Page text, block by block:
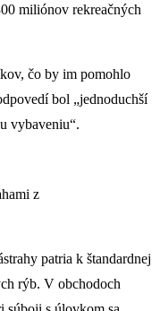
miliónov rekreačných
čo by im pomohlo
bol „jednoduchší
vybaveniu“.
z
patria k štandardnej
rýb. V obchodoch